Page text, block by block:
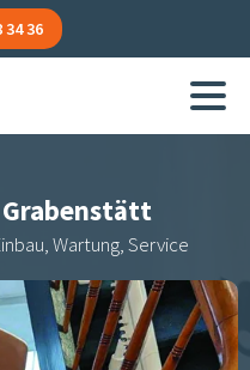
34 36
Grabenstätt
Wartung, Service